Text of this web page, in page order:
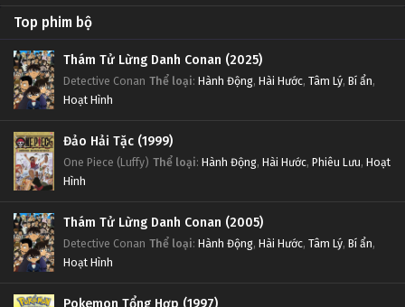
Top phim bộ
Thám Tử Lừng Danh Conan (2025)
Detective Conan Thể loại: Hành Động, Hài Hước, Tâm Lý, Bí ẩn,
Hoạt Hình
Đảo Hải Tặc (1999)
One Piece (Luffy) Thể loại: Hành Động, Hài Hước, Phiêu Lưu, Hoạt
Hình
Thám Tử Lừng Danh Conan (2005)
Detective Conan Thể loại: Hành Động, Hài Hước, Tâm Lý, Bí ẩn,
Hoạt Hình